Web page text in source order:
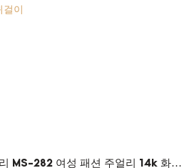
MS-282 여성 패션 주얼리 14k 화이